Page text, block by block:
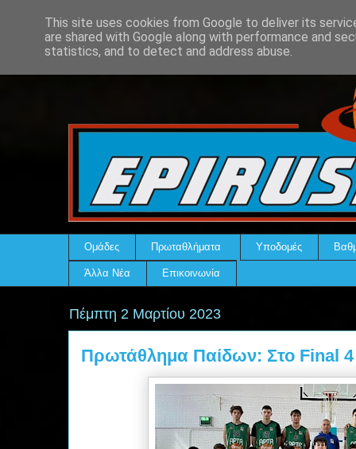
Ομάδες Πρωταθλήματα Υποδομές
Άλλα Νέα Επικοινωνία
Πέμπτη 2 Μαρτίου 2023
Πρωτάθλημα Παίδων: Στο Final
This site uses cookies from Google to deliver its
are shared with Google along with performance and
statistics, and to detect and address abuse.